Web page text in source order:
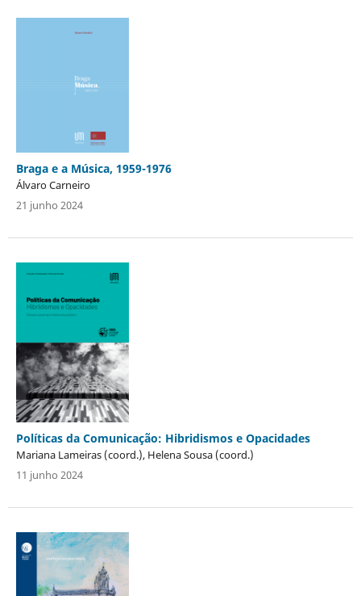
Braga e a Música, 1959-1976
Álvaro Carneiro
21 junho 2024
Políticas da Comunicação: Hibridismos e Opacidades
Mariana Lameiras (coord.), Helena Sousa (coord.)
11 junho 2024